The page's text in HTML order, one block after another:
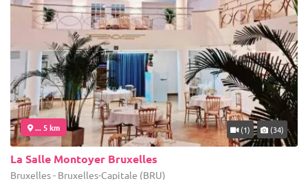
... 5 km (1) (34)
La Salle Montoyer Bruxelles
Bruxelles - Bruxelles-Capitale (BRU)